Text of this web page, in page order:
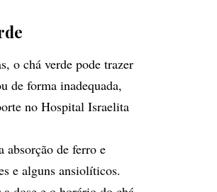
o chá verde pode trazer
de forma inadequada,
no Hospital Israelita
absorção de ferro e
e alguns ansiolíticos.